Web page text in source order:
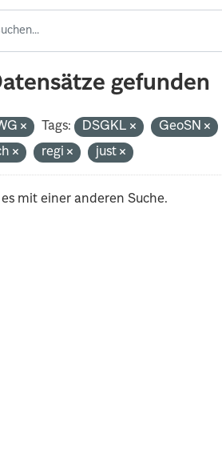
gefunden
Tags: DSGKL GeoSN
regi just
mit einer anderen Suche.